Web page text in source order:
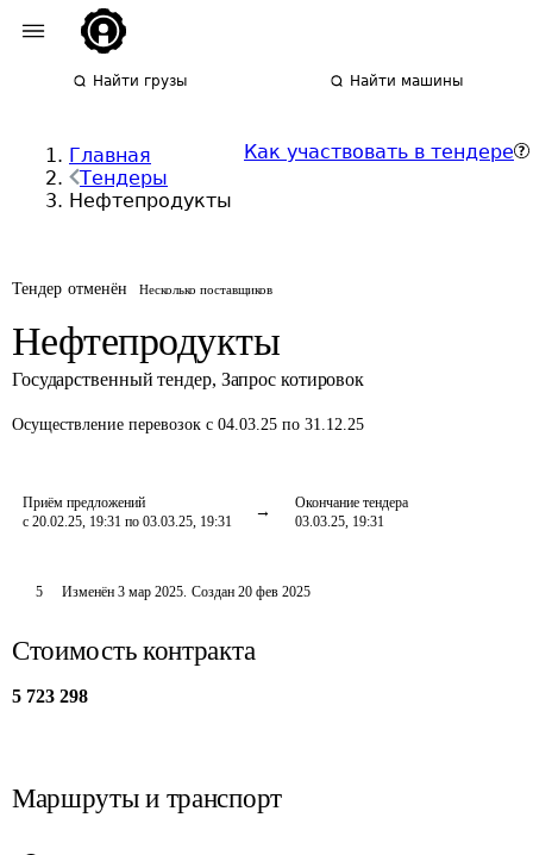
Найти грузы Найти машины
Главная
Тендеры
Нефтепродукты
Как участвовать в тендере
Тендер отменён Несколько поставщиков
Нефтепродукты
Государственный тендер, Запрос котировок
Осуществление перевозок с 04.03.25 по 31.12.25
Приём предложений
с 20.02.25, 19:31 по 03.03.25, 19:31
Окончание тендера
03.03.25, 19:31
5 Изменён 3 мар 2025. Создан 20 фев 2025
Стоимость контракта
5 723 298
Маршруты и транспорт